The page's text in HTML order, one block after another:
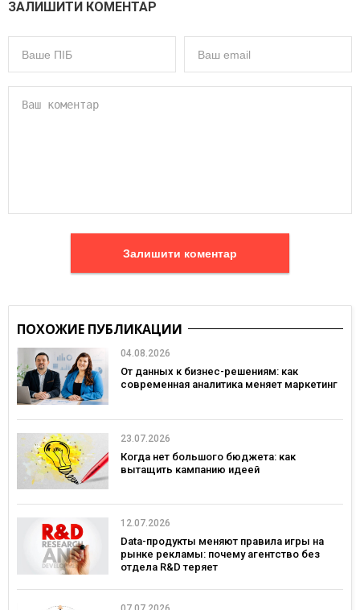
ЗАЛИШИТИ КОМЕНТАР
Залишити коментар
ПОХОЖИЕ ПУБЛИКАЦИИ
04.08.2026
От данных к бизнес-решениям: как
современная аналитика меняет маркетинг
23.07.2026
Когда нет большого бюджета: как
вытащить кампанию идеей
12.07.2026
Data-продукты меняют правила игры на
рынке рекламы: почему агентство без
отдела R&D теряет